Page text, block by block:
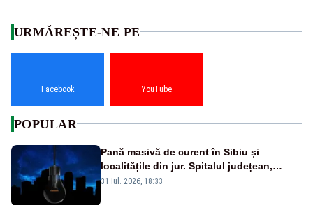
URMĂREȘTE-NE PE
Facebook YouTube
POPULAR
Pană masivă de curent în Sibiu și
localitățile din jur. Spitalul județean,
semafoarele, rețelele de telefonie, grav
31 iul. 2026, 18:33